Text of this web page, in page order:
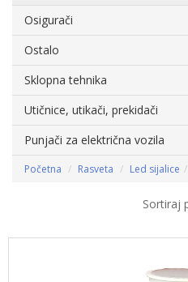
Osigurači
Ostalo
Sklopna tehnika
Utičnice, utikači, prekidači
Punjači za električna vozila
Početna Rasveta Led sijalice
Sortiraj